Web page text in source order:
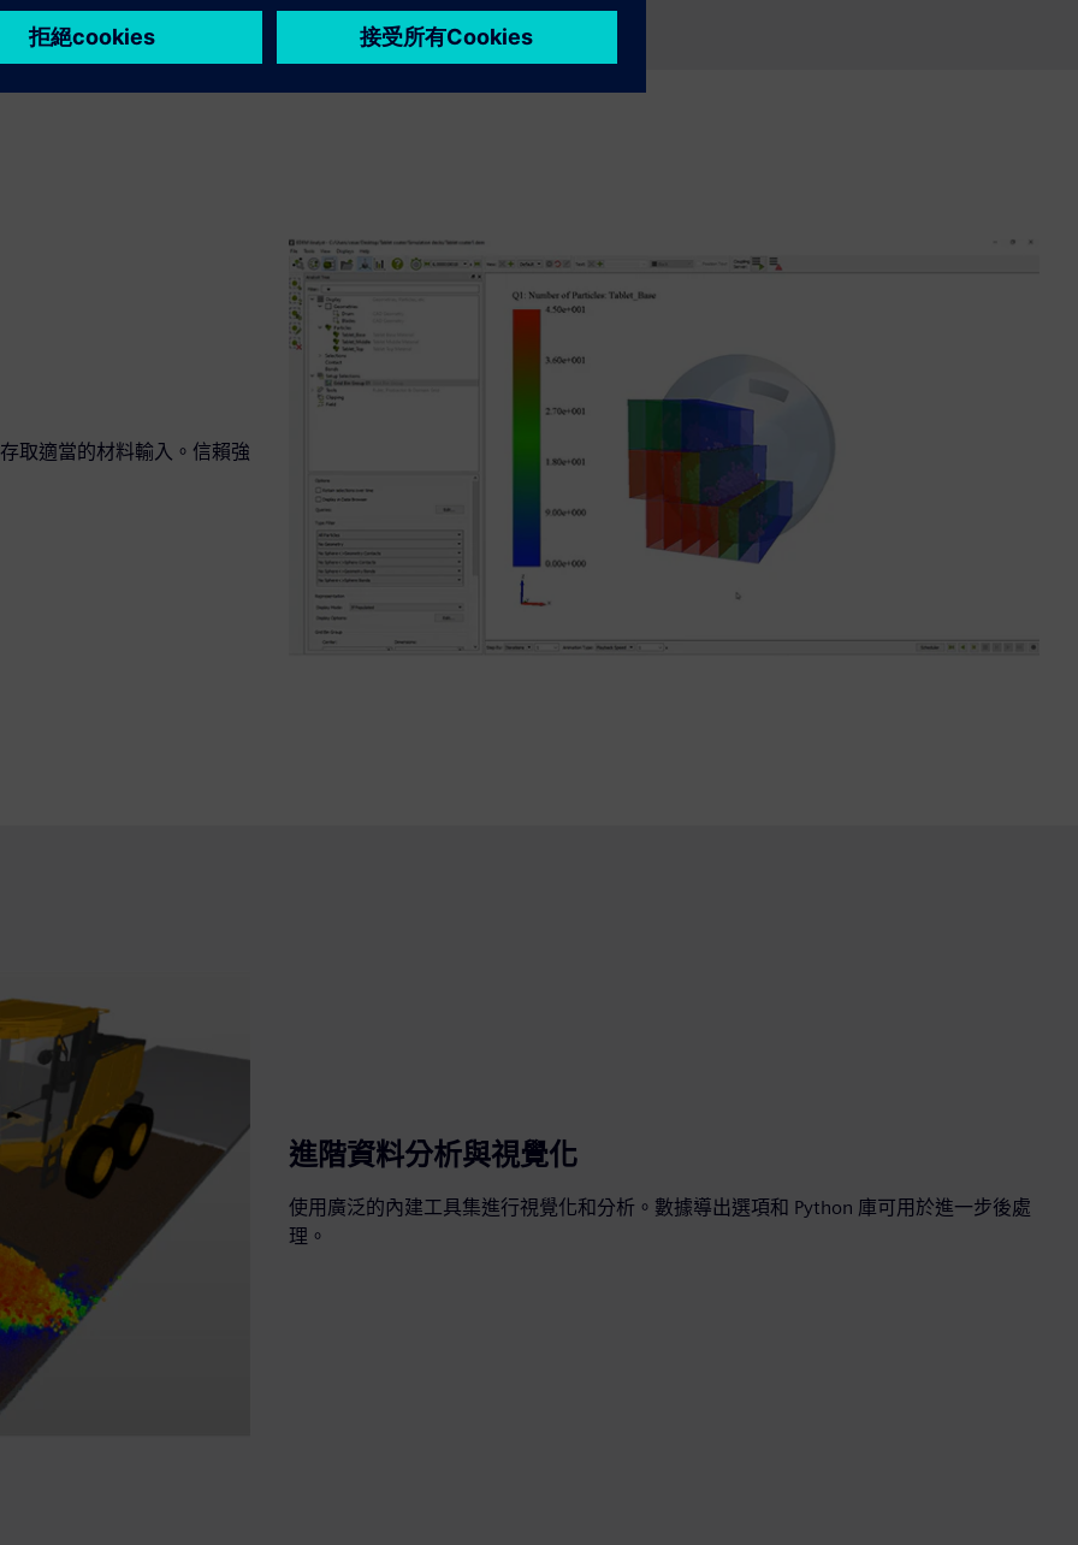
取適當的材料輸入。信賴強
進階資料分析與視覺化
使用廣泛的內建工具集進行視覺化和分析。數據導出選項和 Python 庫可用於進一步後處
理。